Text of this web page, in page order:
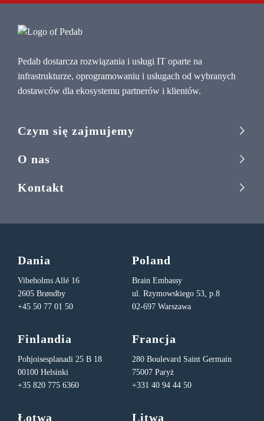
Pedab dostarcza rozwiązania i usługi IT oparte na
infrastrukturze, oprogramowaniu i usługach od wybranych
dostawców dla ekosystemu partnerów i klientów.
Czym się zajmujemy
O nas
Kontakt
Dania
Vibeholms Allé 16
2605 Brøndby
+45 50 77 01 50
Poland
Brain Embassy
ul. Rzymowskiego 53, p.8
02-697 Warszawa
Finlandia
Pohjoisesplanadi 25 B 18
00100 Helsinki
+35 820 775 6360
Francja
280 Boulevard Saint Germain
75007 Paryż
+331 40 94 44 50
Łotwa Litwa